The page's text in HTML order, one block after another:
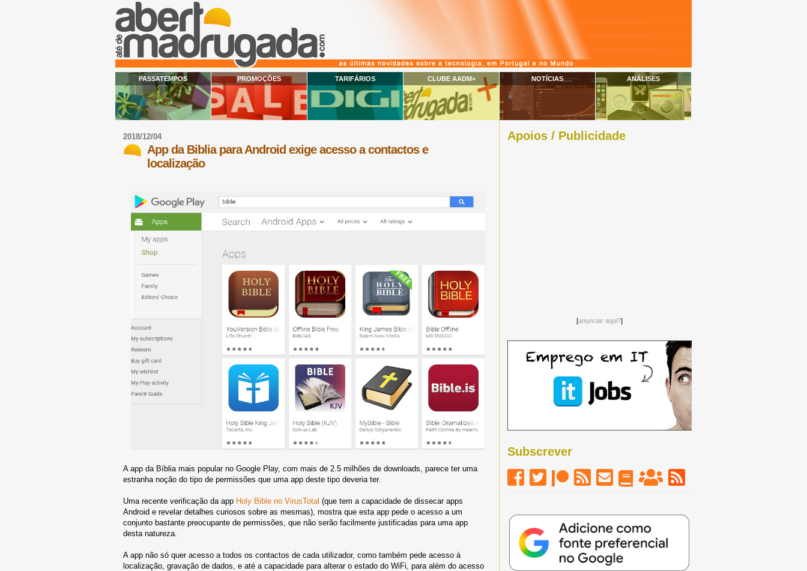
PASSATEMPOS PROMOÇÕES TARIFÁRIOS CLUBE AADM+ NOTÍCIAS ANÁLISES
2018/12/04
App da Biblia para Android exige acesso a contactos e
localização
A app da Bíblia mais popular no Google Play, com mais de 2.5 milhões de downloads, parece ter uma
estranha noção do tipo de permissões que uma app deste tipo deveria ter.
Uma recente verificação da app Holy Bible no VirusTotal (que tem a capacidade de dissecar apps
Android e revelar detalhes curiosos sobre as mesmas), mostra que esta app pede o acesso a um
conjunto bastante preocupante de permissões, que não serão facilmente justificadas para uma app
desta natureza.
A app não só quer acesso a todos os contactos de cada utilizador, como também pede acesso à
localização, gravação de dados, e até a capacidade para alterar o estado do WiFi, para além do acesso
Apoios / Publicidade
[anunciar aqui?]
Subscrever